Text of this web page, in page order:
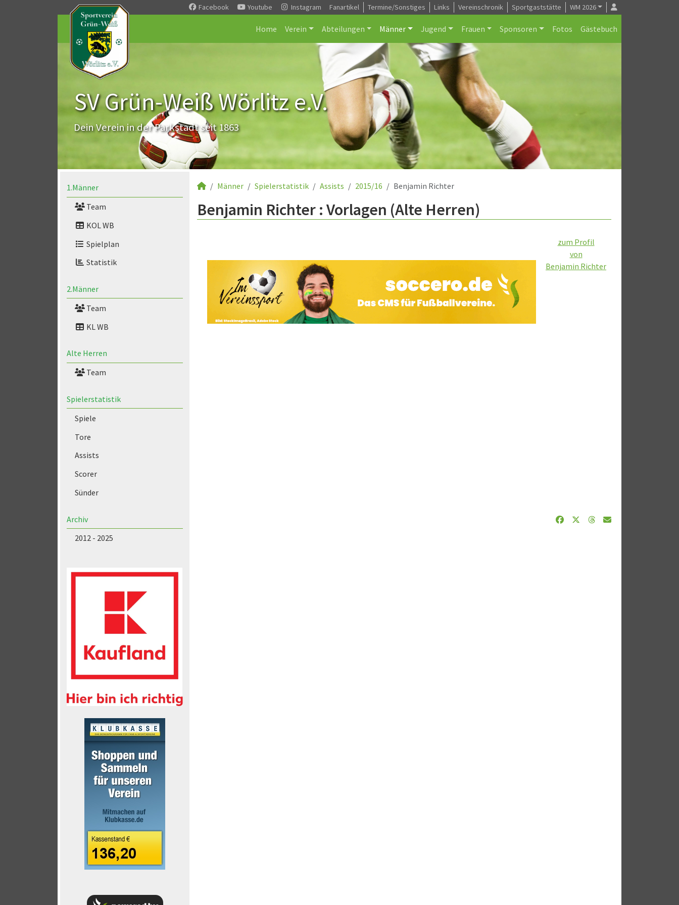
Facebook Youtube Instagram Fanartikel Termine/Sonstiges Links Vereinschronik Sportgaststätte WM 2026
Home Verein Abteilungen Männer Jugend Frauen Sponsoren Fotos Gästebuch
SV Grün-Weiß Wörlitz e.V.
Dein Verein in der Parkstadt seit 1863
1.Männer
Team
KOL WB
Spielplan
Statistik
2.Männer
Team
KL WB
Alte Herren
Team
Spielerstatistik
Spiele
Tore
Assists
Scorer
Sünder
Archiv
2012 - 2025
Männer Spielerstatistik Assists 2015/16 Benjamin Richter
Benjamin Richter : Vorlagen (Alte Herren)
zum Profil
von
Benjamin Richter